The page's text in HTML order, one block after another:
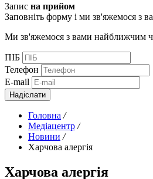
Запис на прийом
Заповніть форму і ми зв'яжемося з
Ми зв'яжемося з вами найближчим
ПІБ
Телефон
E-mail
Надіслати
Головна /
Медіацентр /
Новини /
Харчова алергія
Харчова алергія